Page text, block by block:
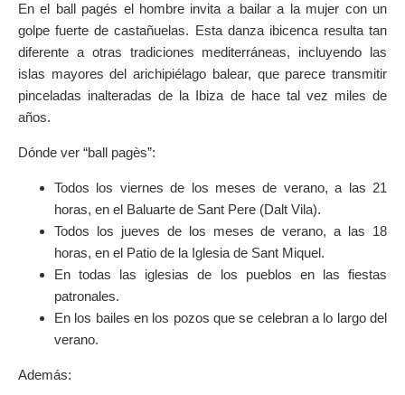
En el ball pagés el hombre invita a bailar a la mujer con un
golpe fuerte de castañuelas. Esta danza ibicenca resulta tan
diferente a otras tradiciones mediterráneas, incluyendo las
islas mayores del arichipiélago balear, que parece transmitir
pinceladas inalteradas de la Ibiza de hace tal vez miles de
años.
Dónde ver “ball pagès”:
Todos los viernes de los meses de verano, a las 21
horas, en el Baluarte de Sant Pere (Dalt Vila).
Todos los jueves de los meses de verano, a las 18
horas, en el Patio de la Iglesia de Sant Miquel.
En todas las iglesias de los pueblos en las fiestas
patronales.
En los bailes en los pozos que se celebran a lo largo del
verano.
Además: